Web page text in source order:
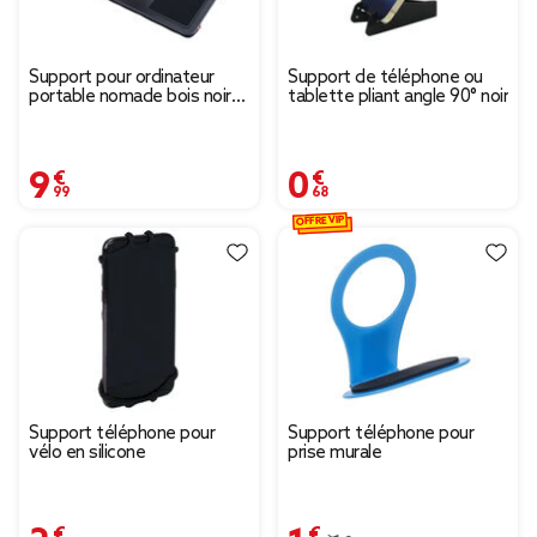
Support pour ordinateur
portable nomade bois noir
9,99 €
Support de téléphone ou
tablette pliant angle 90° noir
0,68 €
Support téléphone pour
vélo en silicone
2,49 €
Support téléphone pour
prise murale
1,05 €
OFFRE VIP